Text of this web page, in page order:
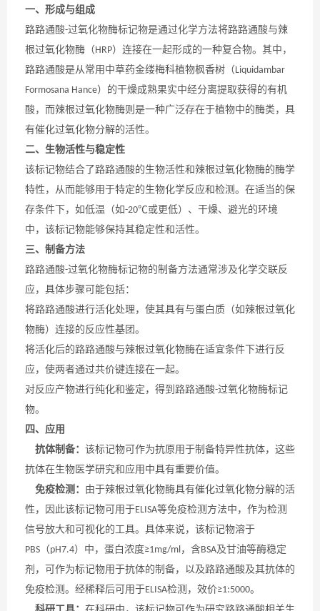
一、形成与组成
路路通酸-过氧化物酶标记物是通过化学方法将路路通酸与辣
根过氧化物酶（HRP）连接在一起形成的一种复合物。其中，
路路通酸是从常用中草药金缕梅科植物枫香树（Liquidambar
Formosana Hance）的干燥成熟果实中经分离提取获得的有机
酸，而辣根过氧化物酶则是一种广泛存在于植物中的酶类，具
有催化过氧化物分解的活性。
二、生物活性与稳定性
该标记物结合了路路通酸的生物活性和辣根过氧化物酶的酶学
特性，从而能够用于特定的生物化学反应和检测。在适当的保
存条件下，如低温（如-20℃或更低）、干燥、避光的环境
中，该标记物能够保持其稳定性和活性。
三、制备方法
路路通酸-过氧化物酶标记物的制备方法通常涉及化学交联反
应，具体步骤可能包括：
将路路通酸进行活化处理，使其具有与蛋白质（如辣根过氧化
物酶）连接的反应性基团。
将活化后的路路通酸与辣根过氧化物酶在适宜条件下进行反
应，使两者通过共价键连接在一起。
对反应产物进行纯化和鉴定，得到路路通酸-过氧化物酶标记
物。
四、应用
抗体制备： 该标记物可作为抗原用于制备特异性抗体，这些
抗体在生物医学研究和应用中具有重要价值。
免疫检测： 由于辣根过氧化物酶具有催化过氧化物分解的活
性，因此该标记物可用于ELISA等免疫检测方法中，作为检测
信号放大和可视化的工具。具体来说，该标记物溶于
PBS （pH7.4）中，蛋白浓度≥1mg/ml，含BSA及甘油等酶稳定
剂，可作为标记物用于抗体的制备，以及路路通酸及其抗体的
免疫检测。经稀释后可用于ELISA检测，效价≥1:5000。